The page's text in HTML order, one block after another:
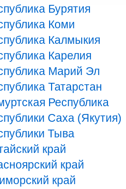
Бурятия
Коми
Калмыкия
Карелия
Марий Эл
Татарстан
Республика
Саха (Якутия)
Тыва
край
край
край